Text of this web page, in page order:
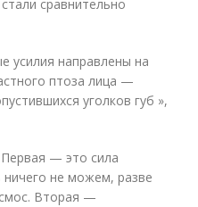
сравнительно
усилия направлены на
птоза лица —
уголков губ »,
— это сила
ничего не можем, разве
Вторая —